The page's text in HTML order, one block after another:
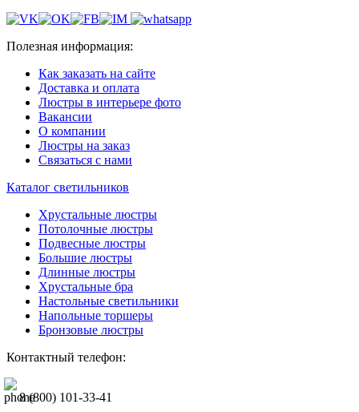
Полезная информация:
Как заказать на сайте
Доставка и оплата
Люстры в интерьере фото
Вакансии
О компании
Люстры на заказ
Связаться с нами
Каталог светильников
Хрустальные люстры
Потолочные люстры
Подвесные люстры
Большие люстры
Длинные люстры
Хрустальные бра
Настольные светильники
Напольные торшеры
Бронзовые люстры
Контактный телефон:
8 (800) 101-33-41